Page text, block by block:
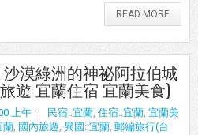
READ MORE
漠綠洲的神祕阿拉伯城
遊 宜蘭住宿 宜蘭美食)
上午 民宿::宜蘭, 住宿::宜蘭, 宜蘭美
蘭, 國內旅遊, 異國::宜蘭, 郵編旅行(台